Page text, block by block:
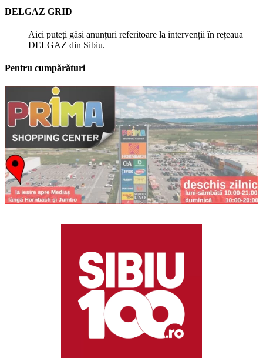
DELGAZ GRID
Aici puteți găsi anunțuri referitoare la intervenții în rețeaua
DELGAZ din Sibiu.
Pentru cumpărături